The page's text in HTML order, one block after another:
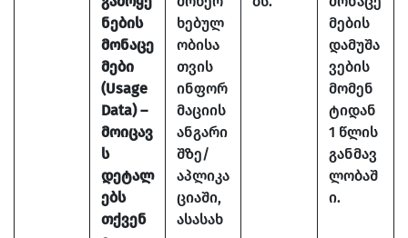
ნების
მონაცე
მები
(Usage
Data) –
მოიცავ
ს
დეტალ
ებს
თქვენ
ხებულ
ობისა
თვის
ინფორ
მაციის
ანგარი
შზე/
აპლიკა
ციაში,
ასასახ
მების
დამუშა
ვების
მომენ
ტიდან
1 წლის
განმავ
ლობაშ
ი.